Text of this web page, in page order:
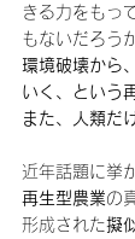
きる力をもっ
もないだろう
環境破壊から
いく、という
また、人類だ
近年話題に挙
再生型農業の
形成された擬